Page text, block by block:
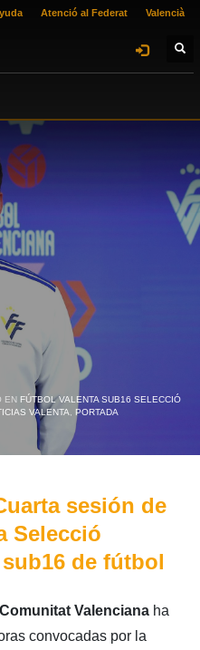
Atenció al Federat Valencià
EN FÚTBOL VALENTA SUB16 SELECCIÓ
VALENTA PORTADA
sesión de
Selecció
de fútbol
Valencianaha
convocadas por la